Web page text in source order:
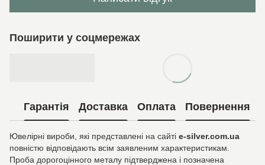
Поширити у соцмережах
Гарантія Доставка Оплата Повернення
Ювелірні вироби, які представлені на сайті e-silver.com.ua
повністю відповідають всім заявленим характеристикам.
Проба дорогоцінного металу підтверджена і позначена